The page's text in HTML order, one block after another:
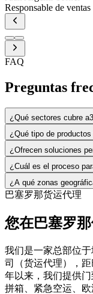
Responsable de ventas
FAQ
Preguntas
¿Qué sectores cubre
¿Qué tipo de
¿Ofrecen soluciones
¿Cuál es el proceso
¿A qué zonas
巴塞罗那货运代理
您在巴塞罗
我们是一家总部位
司（货运代理），
年以来，我们提供
拼箱、紧急空运、